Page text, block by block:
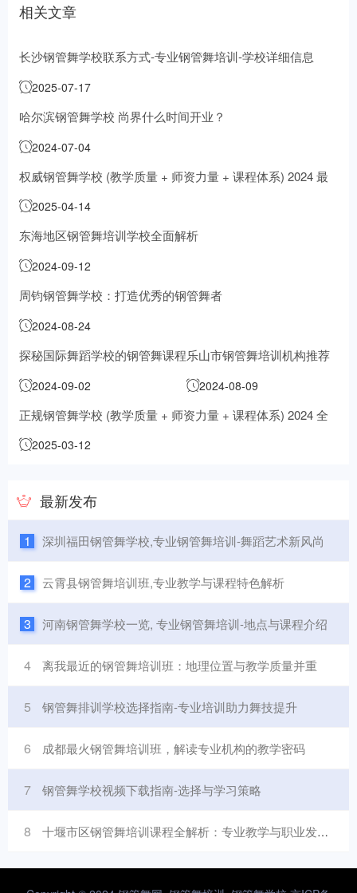
相关文章
长沙钢管舞学校联系方式-专业钢管舞培训-学校详细信息
2025-07-17
哈尔滨钢管舞学校 尚界什么时间开业？
2024-07-04
权威钢管舞学校 (教学质量 + 师资力量 + 课程体系) 2024 最
全攻略！
2025-04-14
东海地区钢管舞培训学校全面解析
2024-09-12
周钧钢管舞学校：打造优秀的钢管舞者
2024-08-24
探秘国际舞蹈学校的钢管舞课程
2024-09-02
乐山市钢管舞培训机构推荐
2024-08-09
正规钢管舞学校 (教学质量 + 师资力量 + 课程体系) 2024 全
面解析！
2025-03-12
最新发布
1 深圳福田钢管舞学校,专业钢管舞培训-舞蹈艺术新风尚
2 云霄县钢管舞培训班,专业教学与课程特色解析
3 河南钢管舞学校一览, 专业钢管舞培训-地点与课程介绍
4 离我最近的钢管舞培训班：地理位置与教学质量并重
5 钢管舞排训学校选择指南-专业培训助力舞技提升
6 成都最火钢管舞培训班，解读专业机构的教学密码
7 钢管舞学校视频下载指南-选择与学习策略
8 十堰市区钢管舞培训课程全解析：专业教学与职业发展路径